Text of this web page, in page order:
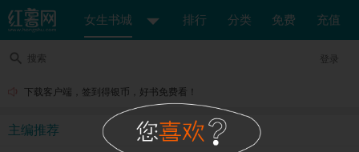
女生书城 排行 分类 免费 充值
搜索 登录
下载客户端，签到得银币，好书免费看！
主编推荐